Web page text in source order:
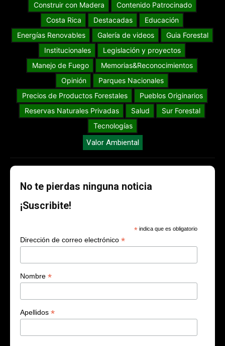
Construir con Madera
Contenido Patrocinado
Costa Rica
Destacadas
Educación
Energías Renovables
Galería de videos
Guia Forestal
Institucionales
Legislación y proyectos
Manejo de Fuego
Memorias&Reconocimientos
Opinión
Parques Nacionales
Precios de Productos Forestales
Pueblos Originarios
Reservas Naturales Privadas
Salud
Sur Forestal
Tecnologías
Valor Ambiental
No te pierdas ninguna noticia
¡Suscribite!
* indica que es obligatorio
Dirección de correo electrónico *
Nombre *
Apellidos *